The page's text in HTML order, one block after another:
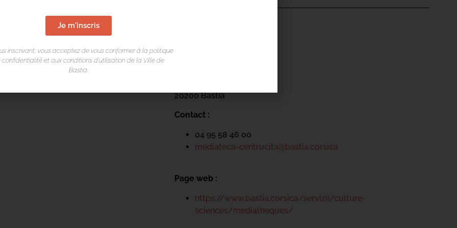
20200 Bastia
Contact :
04 95 58 46 00
mediateca-centrucita@bastia.corsica
Page web :
https://www.bastia.corsica/servizii/culture-
sciences/mediatheques/
Je m'inscris
inscrivant, vous acceptez de vous conformer à la politique
confidentialité et aux conditions d’utilisation de la Ville de
Bastia.